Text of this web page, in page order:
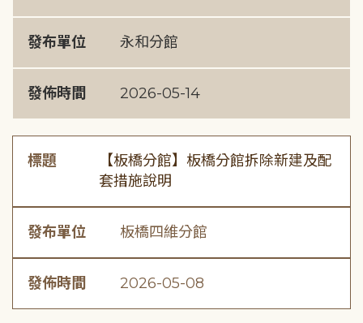
發布單位 永和分館
發佈時間 2026-05-14
標題
【板橋分館】板橋分館拆除新建及配
套措施說明
發布單位 板橋四維分館
發佈時間 2026-05-08